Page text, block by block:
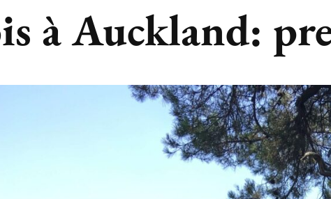
à Auckland: